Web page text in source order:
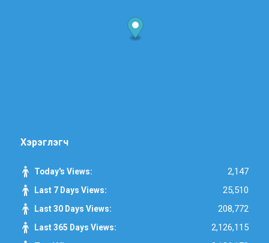
Хэрэглэгч
Today's Views: 2,147
Last 7 Days Views: 25,510
Last 30 Days Views: 208,772
Last 365 Days Views: 2,126,115